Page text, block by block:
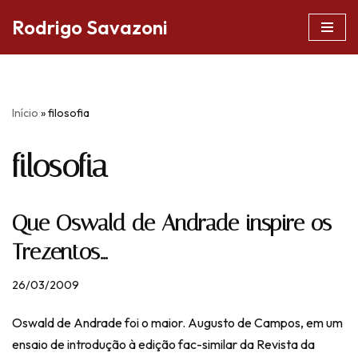
conteúdo
Rodrigo Savazoni
Início »filosofia
filosofia
Que Oswald de Andrade inspire os
Trezentos…
26/03/2009
Oswald de Andrade foi o maior. Augusto de Campos, em um
ensaio de introdução à edição fac-similar da Revista da